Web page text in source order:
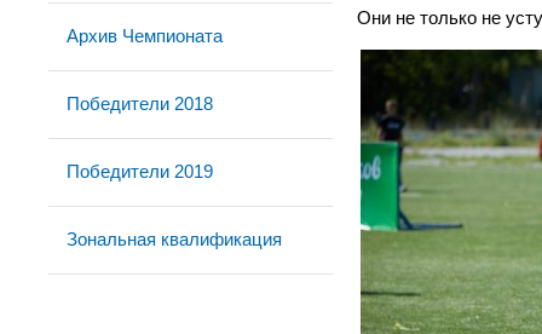
Архив Чемпионата
Победители 2018
Победители 2019
Зональная квалификация
Они не только не